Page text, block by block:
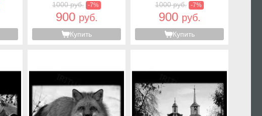
1000 руб. -7%
900 руб.
Купить
1000 руб. -7%
900 руб.
Купить